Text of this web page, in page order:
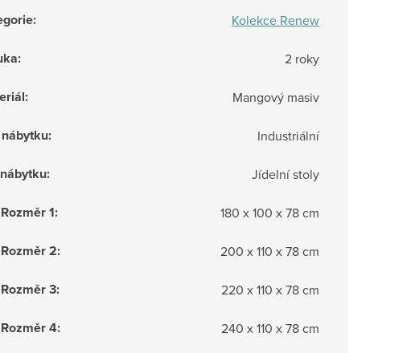
: Kolekce Renew
: 2 roky
: Mangový masiv
: Industriální
: Jídelní stoly
Rozměr 1: 180 x 100 x 78 cm
Rozměr 2: 200 x 110 x 78 cm
Rozměr 3: 220 x 110 x 78 cm
Rozměr 4: 240 x 110 x 78 cm